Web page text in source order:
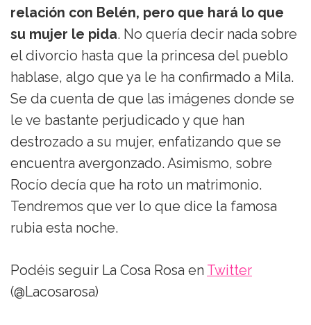
relación con Belén, pero que hará lo que
su mujer le pida. No quería decir nada sobre
el divorcio hasta que la princesa del pueblo
hablase, algo que ya le ha confirmado a Mila.
Se da cuenta de que las imágenes donde se
le ve bastante perjudicado y que han
destrozado a su mujer, enfatizando que se
encuentra avergonzado. Asimismo, sobre
Rocío decía que ha roto un matrimonio.
Tendremos que ver lo que dice la famosa
rubia esta noche.
Podéis seguir La Cosa Rosa en Twitter
(@Lacosarosa)